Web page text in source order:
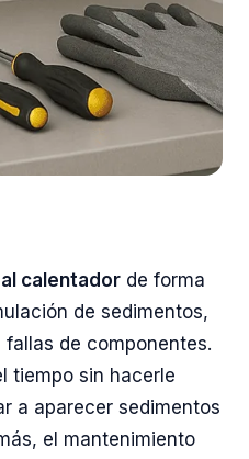
calentador de forma
de sedimentos,
de componentes.
tiempo sin hacerle
a aparecer sedimentos
el mantenimiento